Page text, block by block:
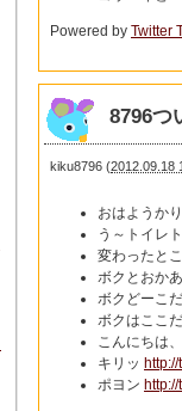
Powered by Twitter
8796つ
kiku8796 (2012.09.18
おはようか
う～トイレ
変わったと
ボクとおか
ボクどーこだ
ボクはここ
こんにちは
キリッ
ポヨン